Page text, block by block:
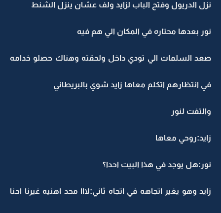
نزل الدريول وفتح الباب لزايد ولف عشان ينزل الشنط
نور بعدها محتاره في المكان الي هم فيه
صعد السلمات الي تودي داخل ولحقته وهناك حصلو خدامه
في انتظارهم اتكلم معاها زايد شوي بالبريطاني
والتفت لنور
زايد:روحي معاها
نور:هل يوجد في هذا البيت احدا؟
زايد وهو يغير اتجاهه في اتجاه ثاني:لااا محد اهنيه غيرنا احنا